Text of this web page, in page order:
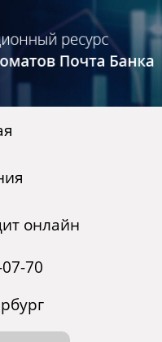
онлайн
70